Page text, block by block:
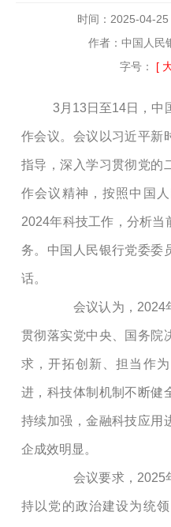
时间：2025-04-25
作者：中国人民
字号： [
3月13日至14日，中
作会议。会议以习近平新
指导，深入学习贯彻党的
作会议精神，按照中国
2024年科技工作，分析
务。中国人民银行党委委
话。
会议认为，2024年
贯彻落实党中央、国务院
求，开拓创新、担当作
进，科技体制机制不断健
持续加强，金融科技应用
企成效明显。
会议要求，2025年
持以党的政治建设为统